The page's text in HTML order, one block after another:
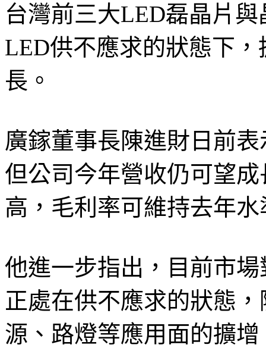
台灣前三大LED磊晶片
LED供不應求的狀態下
長。
廣鎵董事長陳進財日前
但公司今年營收仍可望
高，毛利率可維持去年水
他進一步指出，目前市
正處在供不應求的狀態
源、路燈等應用面的擴